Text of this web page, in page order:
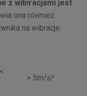
z wibiracjami jest
ona również
na wibracje.
> 5m/s²